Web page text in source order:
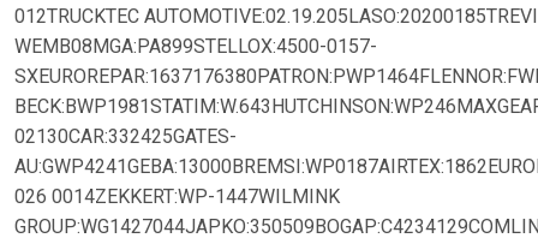
012TRUCKTEC
WEMB08MGA:PA899STELLOX:4500-0157-
02130CAR:332425GATES-
026 0014ZEKKERT:WP-1447WILMINK